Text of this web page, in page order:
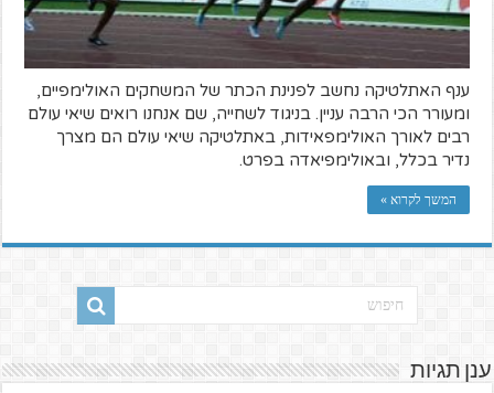
ענף האתלטיקה נחשב לפנינת הכתר של המשחקים האולימפיים,
ומעורר הכי הרבה עניין. בניגוד לשחייה, שם אנחנו רואים שיאי עולם
רבים לאורך האולימפאידות, באתלטיקה שיאי עולם הם מצרך
נדיר בכלל, ובאולימפיאדה בפרט.
המשך לקרוא »
ענן תגיות